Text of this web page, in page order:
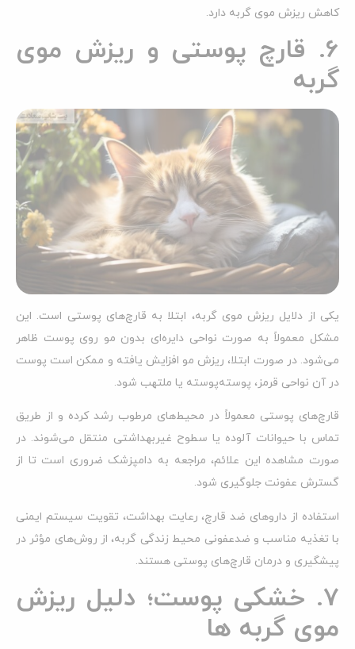
کاهش ریزش موی گربه دارد.
6. قارچ پوستی و ریزش موی
گربه
یکی از دلایل ریزش موی گربه، ابتلا به قارچ‌های پوستی است. این
مشکل معمولاً به صورت نواحی دایره‌ای بدون مو روی پوست ظاهر
می‌شود. در صورت ابتلا، ریزش مو افزایش یافته و ممکن است پوست
در آن نواحی قرمز، پوسته‌پوسته یا ملتهب شود.
قارچ‌های پوستی معمولاً در محیط‌های مرطوب رشد کرده و از طریق
تماس با حیوانات آلوده یا سطوح غیربهداشتی منتقل می‌شوند. در
صورت مشاهده این علائم، مراجعه به دامپزشک ضروری است تا از
گسترش عفونت جلوگیری شود.
استفاده از داروهای ضد قارچ، رعایت بهداشت، تقویت سیستم ایمنی
با تغذیه مناسب و ضدعفونی محیط زندگی گربه، از روش‌های مؤثر در
پیشگیری و درمان قارچ‌های پوستی هستند.
7. خشکی پوست؛ دلیل ریزش
موی گربه ها